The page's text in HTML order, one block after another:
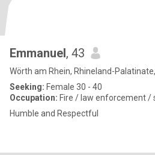
Emmanuel, 43
Wörth am Rhein, Rhineland-
Seeking: Female 30 - 40
Occupation: Fire / law enforcement /
Humble and Respectful